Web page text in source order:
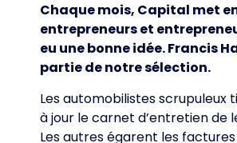
Chaque mois, Capital met
entrepreneurs et
eu une bonne idée. Francis
partie de notre sélection.
Les automobilistes scrupuleux
à jour le carnet d’entretien de
Les autres égarent les